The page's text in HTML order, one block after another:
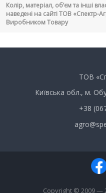
Колір, матеріал, об’єм та інші
наведені на сайті ТОВ «Спектр-
Виробником Товару
ТОВ
Київська обл., м.
+38
Copyright © 2009 —